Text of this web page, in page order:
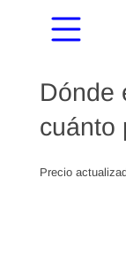
Dónde
cuánto
Precio